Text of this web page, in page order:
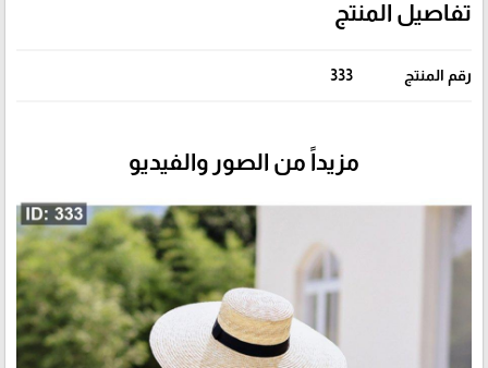
تفاصيل المنتج
رقم المنتج 333
مزيداً من الصور والفيديو